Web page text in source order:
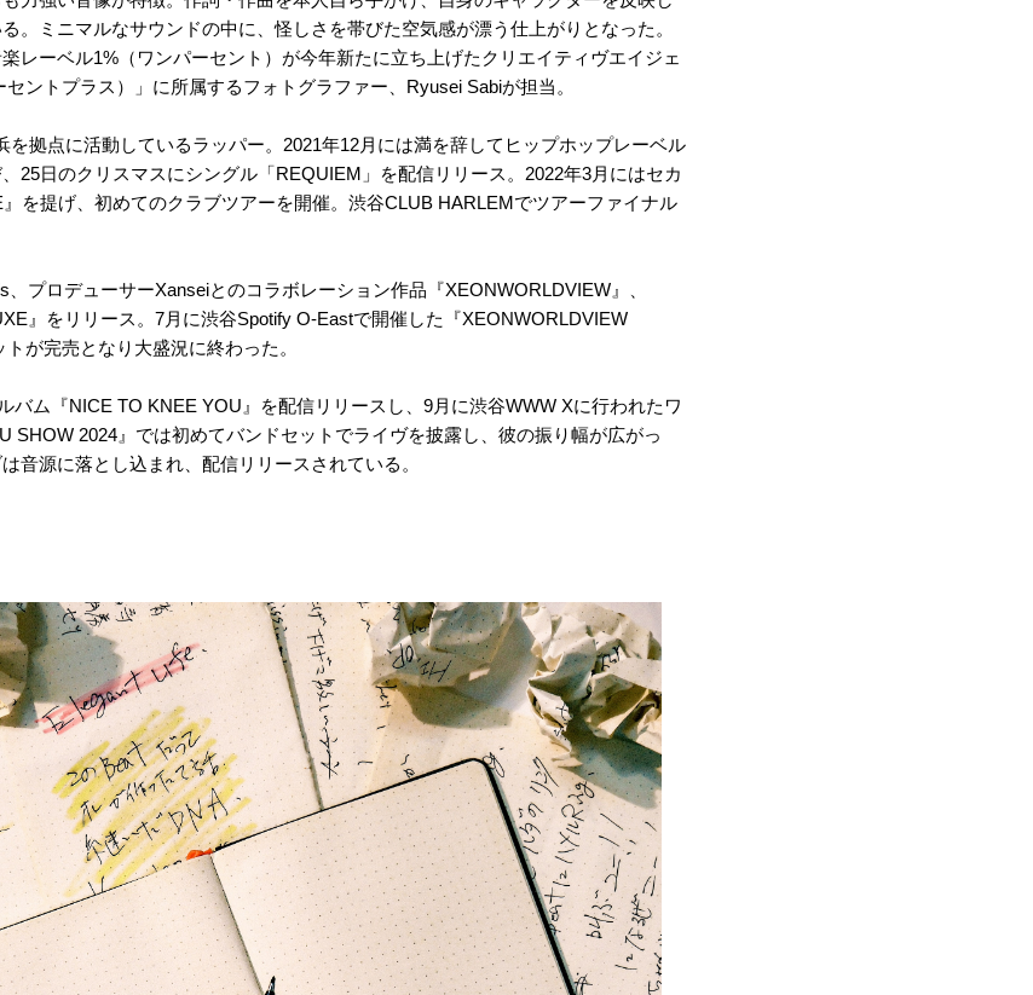
。ミニマルなサウンドの中に、怪しさを帯びた空気感が漂う仕上がりとなった。
レーベル1%（ワンパーセント）が今年新たに立ち上げたクリエイティヴエイジェ
ントプラス）」に所属するフォトグラファー、Ryusei Sabiが担当。
拠点に活動しているラッパー。2021年12月には満を辞してヒップホップレーベル
25日のクリスマスにシングル「REQUIEM」を配信リリース。2022年3月にはセカ
』を提げ、初めてのクラブツアーを開催。渋谷CLUB HARLEMでツアーファイナル
プロデューサーXanseiとのコラボレーション作品『XEONWORLDVIEW』、
』をリリース。7月に渋谷Spotify O-Eastで開催した『XEONWORLDVIEW
が完売となり大盛況に終わった。
バム『NICE TO KNEE YOU』を配信リリースし、9月に渋谷WWW Xに行われたワ
SHOW 2024』では初めてバンドセットでライヴを披露し、彼の振り幅が広がっ
音源に落とし込まれ、配信リリースされている。